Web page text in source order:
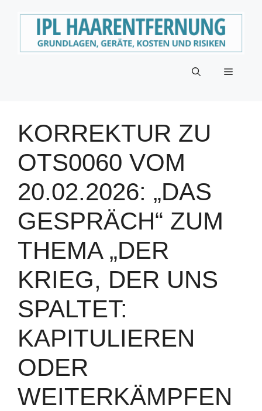
Menü
KORREKTUR ZU
OTS0060 VOM
20.02.2026: „DAS
GESPRÄCH“ ZUM
THEMA „DER
KRIEG, DER UNS
SPALTET:
KAPITULIEREN
ODER
WEITERKÄMPFEN